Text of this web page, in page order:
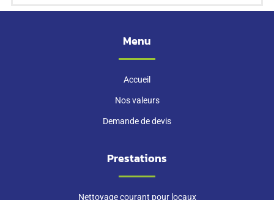
Menu
Accueil
Nos valeurs
Demande de devis
Prestations
Nettoyage courant pour locaux